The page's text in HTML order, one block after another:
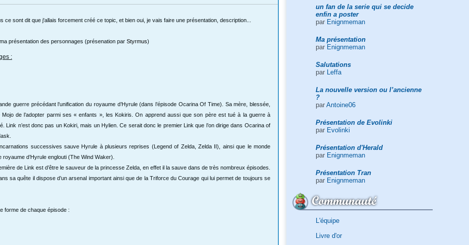
un fan de la serie qui se decide
enfin a poster
par Enignmeman
Ma présentation
par Enignmeman
Salutations
par
Leffa
La nouvelle version ou l’ancienne
?
par Antoine06
Présentation de Evolinki
par Evolinki
Présentation d'Herald
par Enignmeman
Présentation Tran
par Enignmeman
Communauté
L'équipe
Livre d'or
ce sont dit que j'allais forcement créé ce topic, et bien oui, je vais faire une présentation, description...
présentation des personnages (présenation par Styrmus)
:
guerre précédant l’unification du royaume d’Hyrule (dans l’épisode Ocarina Of Time). Sa mère, blessée,
Mojo de l’adopter parmi ses « enfants », les Kokiris. On apprend aussi que son père est tué à la guerre à
Link n’est donc pas un Kokiri, mais un Hylien. Ce serait donc le premier Link que l’on dirige dans Ocarina of
successives sauve Hyrule à plusieurs reprises (Legend of Zelda, Zelda II), ainsi que le monde
d’Hyrule englouti (The Wind Waker).
de Link est d’être le sauveur de la princesse Zelda, en effet il la sauve dans de très nombreux épisodes.
sa quête il dispose d’un arsenal important ainsi que de la Triforce du Courage qui lui permet de toujours se
forme de chaque épisode :